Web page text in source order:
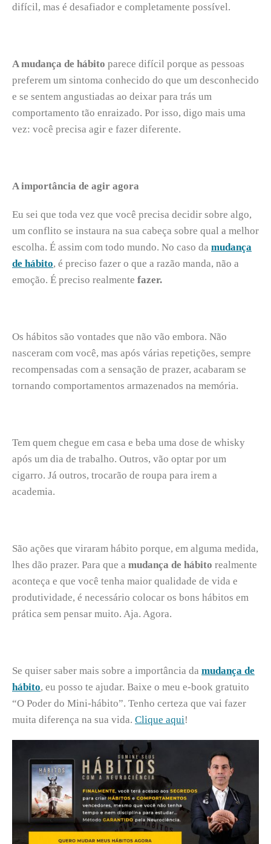
difícil, mas é desafiador e completamente possível.
A mudança de hábito parece difícil porque as pessoas
preferem um sintoma conhecido do que um desconhecido
e se sentem angustiadas ao deixar para trás um
comportamento tão enraizado. Por isso, digo mais uma
vez: você precisa agir e fazer diferente.
A importância de agir agora
Eu sei que toda vez que você precisa decidir sobre algo,
um conflito se instaura na sua cabeça sobre qual a melhor
escolha. É assim com todo mundo. No caso da mudança
de hábito, é preciso fazer o que a razão manda, não a
emoção. É preciso realmente fazer.
Os hábitos são vontades que não vão embora. Não
nasceram com você, mas após várias repetições, sempre
recompensadas com a sensação de prazer, acabaram se
tornando comportamentos armazenados na memória.
Tem quem chegue em casa e beba uma dose de whisky
após um dia de trabalho. Outros, vão optar por um
cigarro. Já outros, trocarão de roupa para irem a
academia.
São ações que viraram hábito porque, em alguma medida,
lhes dão prazer. Para que a mudança de hábito realmente
aconteça e que você tenha maior qualidade de vida e
produtividade, é necessário colocar os bons hábitos em
prática sem pensar muito. Aja. Agora.
Se quiser saber mais sobre a importância da mudança de
hábito, eu posso te ajudar. Baixe o meu e-book gratuito
“O Poder do Mini-hábito”. Tenho certeza que vai fazer
muita diferença na sua vida. Clique aqui!